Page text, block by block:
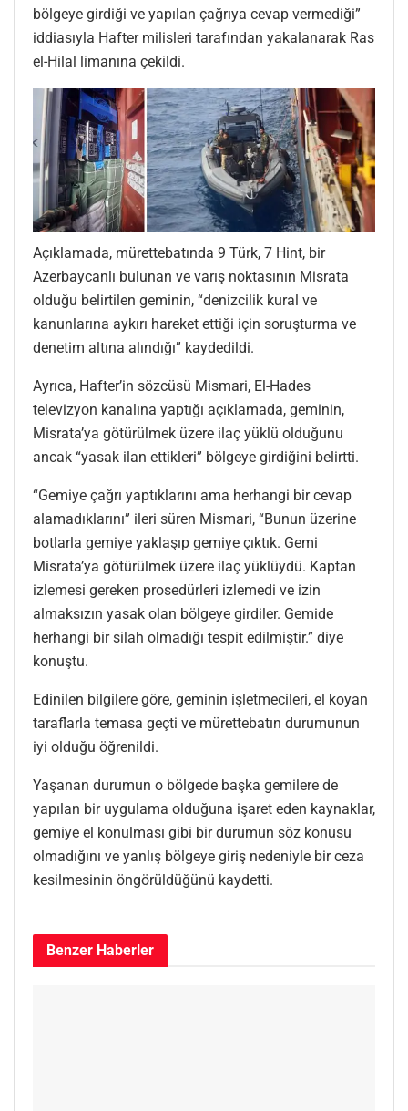
bölgeye girdiği ve yapılan çağrıya cevap vermediği”
iddiasıyla Hafter milisleri tarafından yakalanarak Ras
el-Hilal limanına çekildi.
Açıklamada, mürettebatında 9 Türk, 7 Hint, bir
Azerbaycanlı bulunan ve varış noktasının Misrata
olduğu belirtilen geminin, “denizcilik kural ve
kanunlarına aykırı hareket ettiği için soruşturma ve
denetim altına alındığı” kaydedildi.
Ayrıca, Hafter’in sözcüsü Mismari, El-Hades
televizyon kanalına yaptığı açıklamada, geminin,
Misrata’ya götürülmek üzere ilaç yüklü olduğunu
ancak “yasak ilan ettikleri” bölgeye girdiğini belirtti.
“Gemiye çağrı yaptıklarını ama herhangi bir cevap
alamadıklarını” ileri süren Mismari, “Bunun üzerine
botlarla gemiye yaklaşıp gemiye çıktık. Gemi
Misrata’ya götürülmek üzere ilaç yüklüydü. Kaptan
izlemesi gereken prosedürleri izlemedi ve izin
almaksızın yasak olan bölgeye girdiler. Gemide
herhangi bir silah olmadığı tespit edilmiştir.” diye
konuştu.
Edinilen bilgilere göre, geminin işletmecileri, el koyan
taraflarla temasa geçti ve mürettebatın durumunun
iyi olduğu öğrenildi.
Yaşanan durumun o bölgede başka gemilere de
yapılan bir uygulama olduğuna işaret eden kaynaklar,
gemiye el konulması gibi bir durumun söz konusu
olmadığını ve yanlış bölgeye giriş nedeniyle bir ceza
kesilmesinin öngörüldüğünü kaydetti.
Benzer Haberler